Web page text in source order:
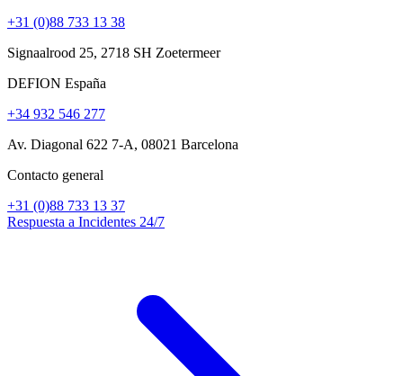
+31 (0)88 733 13 38
Signaalrood 25, 2718 SH Zoetermeer
DEFION España
+34 932 546 277
Av. Diagonal 622 7-A, 08021 Barcelona
Contacto general
+31 (0)88 733 13 37
Respuesta a Incidentes 24/7